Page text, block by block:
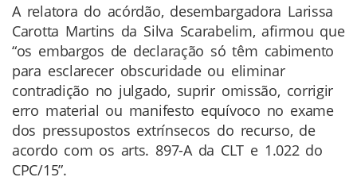
A relatora do acórdão, desembargadora Larissa
Carotta Martins da Silva Scarabelim, afirmou que
“os embargos de declaração só têm cabimento
para esclarecer obscuridade ou eliminar
contradição no julgado, suprir omissão, corrigir
erro material ou manifesto equívoco no exame
dos pressupostos extrínsecos do recurso, de
acordo com os arts. 897-A da CLT e 1.022 do
CPC/15”.